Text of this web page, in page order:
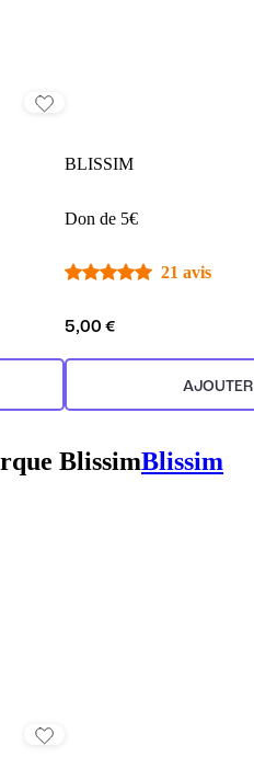
BLISSIM
Don de 5€
21 avis
5,00 €
AJOUTER
BlissimBlissim